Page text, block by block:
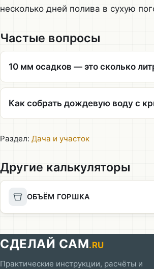
несколько дней полива в сухую
Частые вопросы
10 мм осадков — это сколько
Как собрать дождевую воду с
Раздел: Дача и участок
Другие калькуляторы
ОБЪЁМ ГОРШКА
СДЕЛАЙ САМ.RU
Практические инструкции, расчёты и